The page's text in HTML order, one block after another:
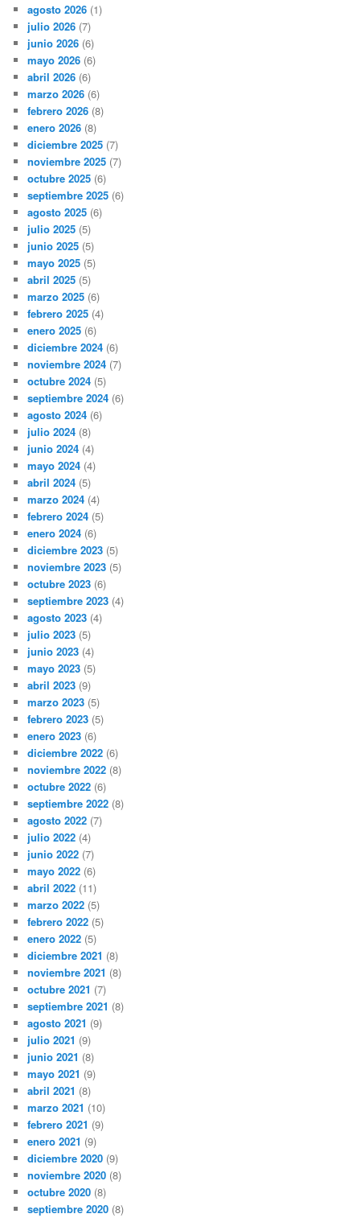
agosto 2026 (1)
julio 2026 (7)
junio 2026 (6)
mayo 2026 (6)
abril 2026 (6)
marzo 2026 (6)
febrero 2026 (8)
enero 2026 (8)
diciembre 2025 (7)
noviembre 2025 (7)
octubre 2025 (6)
septiembre 2025 (6)
agosto 2025 (6)
julio 2025 (5)
junio 2025 (5)
mayo 2025 (5)
abril 2025 (5)
marzo 2025 (6)
febrero 2025 (4)
enero 2025 (6)
diciembre 2024 (6)
noviembre 2024 (7)
octubre 2024 (5)
septiembre 2024 (6)
agosto 2024 (6)
julio 2024 (8)
junio 2024 (4)
mayo 2024 (4)
abril 2024 (5)
marzo 2024 (4)
febrero 2024 (5)
enero 2024 (6)
diciembre 2023 (5)
noviembre 2023 (5)
octubre 2023 (6)
septiembre 2023 (4)
agosto 2023 (4)
julio 2023 (5)
junio 2023 (4)
mayo 2023 (5)
abril 2023 (9)
marzo 2023 (5)
febrero 2023 (5)
enero 2023 (6)
diciembre 2022 (6)
noviembre 2022 (8)
octubre 2022 (6)
septiembre 2022 (8)
agosto 2022 (7)
julio 2022 (4)
junio 2022 (7)
mayo 2022 (6)
abril 2022 (11)
marzo 2022 (5)
febrero 2022 (5)
enero 2022 (5)
diciembre 2021 (8)
noviembre 2021 (8)
octubre 2021 (7)
septiembre 2021 (8)
agosto 2021 (9)
julio 2021 (9)
junio 2021 (8)
mayo 2021 (9)
abril 2021 (8)
marzo 2021 (10)
febrero 2021 (9)
enero 2021 (9)
diciembre 2020 (9)
noviembre 2020 (8)
octubre 2020 (8)
septiembre 2020 (8)